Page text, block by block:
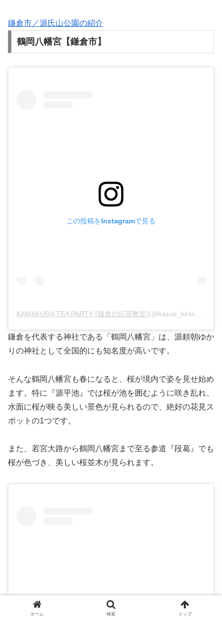
鎌倉市／源氏山公園の紹介
鶴岡八幡宮【鎌倉市】
この投稿をInstagramで見る
KAMAKURA TEA PARTY (鎌倉の紅茶教室)(@kazue_kirsch)がシェアした投稿 –
鎌倉を代表する神社である「鶴岡八幡宮」は、源頼朝ゆか
りの神社として全国的にも知名度が高いです。
そんな鶴岡八幡宮も春になると、桜が境内で姿を見せ始め
ます。特に『源平池』では桜が池を囲むように咲き乱れ、
水面に桜が映る美しい景色が見られるので、絶好の花見ス
ポットの1つです。
また、若宮大路から鶴岡八幡宮まで至る参道『段葛』でも
桜が色づき、美しい桜並木が見られます。
ホーム 検索 トップ